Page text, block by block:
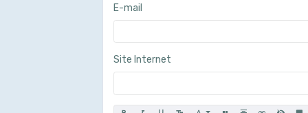
E-mail
Site Internet